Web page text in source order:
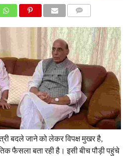
बदले जाने को लेकर विपक्ष मुखर है,
फैसला बता रही है। इसी बीच पौड़ी पहुंचे